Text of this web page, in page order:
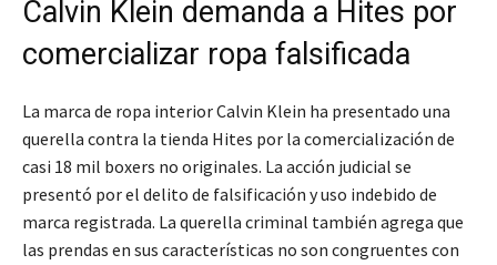
Calvin Klein demanda a Hites por
comercializar ropa falsificada
La marca de ropa interior Calvin Klein ha presentado una
querella contra la tienda Hites por la comercialización de
casi 18 mil boxers no originales. La acción judicial se
presentó por el delito de falsificación y uso indebido de
marca registrada. La querella criminal también agrega que
las prendas en sus características no son congruentes con